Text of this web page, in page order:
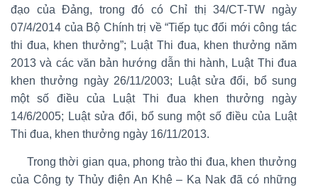
đạo của Đảng, trong đó có Chỉ thị 34/CT-TW ngày
07/4/2014 của Bộ Chính trị về “Tiếp tục đổi mới công tác
thi đua, khen thưởng”; Luật Thi đua, khen thưởng năm
2013 và các văn bản hướng dẫn thi hành, Luật Thi đua
khen thưởng ngày 26/11/2003; Luật sửa đổi, bổ sung
một số điều của Luật Thi đua khen thưởng ngày
14/6/2005; Luật sửa đổi, bổ sung một số điều của Luật
Thi đua, khen thưởng ngày 16/11/2013.
Trong thời gian qua, phong trào thi đua, khen thưởng
của Công ty Thủy điện An Khê – Ka Nak đã có những